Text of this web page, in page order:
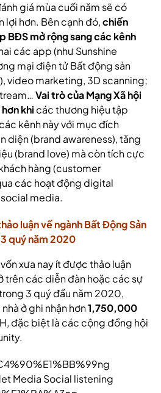
giá mùa cuối năm sẽ có
lợi hơn. Bên cạnh đó,chiến
BĐS mở rộng sang các kênh
các app (như Sunshine
mại điện tử Bất động sản
video marketing, 3D scanning;
Vai trò của Mạng Xã hội
khi các thương hiệu tập
kênh này với mục đích
diện (brand awareness), tăng
(brand love) mà còn tích cực
hàng (customer
các hoạt động digital
media.
luận về ngành Bất Động Sản
quý năm 2020
xưa nay ít được thảo luận
trên các diễn đàn hoặc các sự
3 quý đầu năm 2020,
ở ghi nhận hơn1,750,000
đặc biệt là các cộng đồng hội